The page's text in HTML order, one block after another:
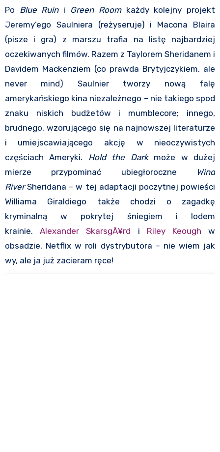
Po Blue Ruini Green Roomkażdy kolejny projekt
Jeremy’ego Saulniera (reżyseruje) i Macona Blaira
(pisze i gra) z marszu trafia na listę najbardziej
oczekiwanych filmów. Razem z Taylorem Sheridanem i
Davidem Mackenziem (co prawda Brytyjczykiem, ale
never mind) Saulnier tworzy nową falę
amerykańskiego kina niezależnego – nie takiego spod
znaku niskich budżetów i mumblecore; innego,
brudnego, wzorującego się na najnowszej literaturze
i umiejscawiającego akcję w nieoczywistych
częściach Ameryki. Hold the Dark może w dużej
mierze przypominać ubiegłoroczne
Wind
RiverSheridana – w tej adaptacji poczytnej powieści
Williama Giraldiego także chodzi o zagadkę
kryminalną w pokrytej śniegiem i lodem
krainie. Alexander SkarsgÃ¥rd i Riley Keough w
obsadzie, Netflix w roli dystrybutora – nie wiem jak
wy, ale ja już zacieram ręce!